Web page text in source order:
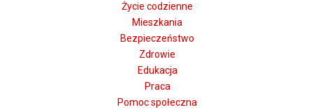
Życie codzienne
Mieszkania
Bezpieczeństwo
Zdrowie
Edukacja
Praca
Pomoc społeczna